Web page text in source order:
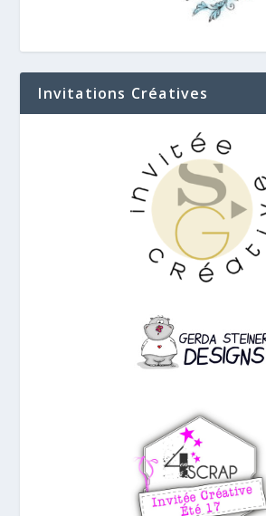
Invitations Créatives